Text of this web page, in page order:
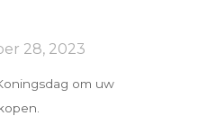
28, 2023
om uw